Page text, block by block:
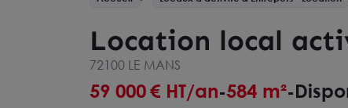
Location local
72100 LE MANS
59 000€ HT/an-584 m²-